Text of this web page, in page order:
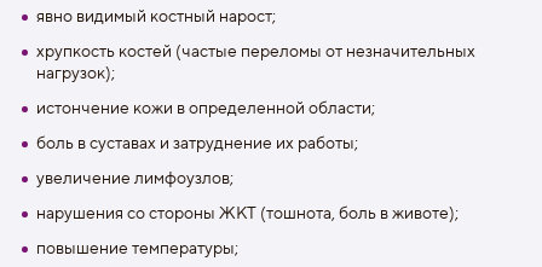
явно видимый костный нарост;
хрупкость костей (частые переломы от незначительных
нагрузок);
истончение кожи в определенной области;
боль в суставах и затруднение их работы;
увеличение лимфоузлов;
нарушения со стороны ЖКТ (тошнота, боль в животе);
повышение температуры;